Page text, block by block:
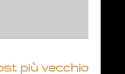
più vecchio